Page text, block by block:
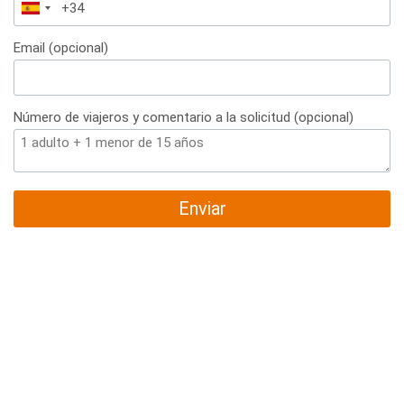
España
+34
Email (opcional)
Número de viajeros y comentario a la solicitud (opcional)
Enviar